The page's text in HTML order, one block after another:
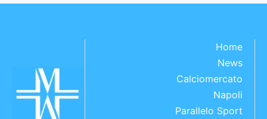
Home
News
Calciomercato
Napoli
Parallelo Sport